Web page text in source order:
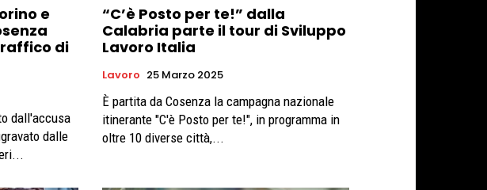
e
di
dall'accusa
dalle
“C’è Posto per te!” dalla
Calabria parte il tour di Sviluppo
Lavoro Italia
Lavoro 25 Marzo 2025
È partita da Cosenza la campagna nazionale
itinerante "C'è Posto per te!", in programma in
oltre 10 diverse città,...